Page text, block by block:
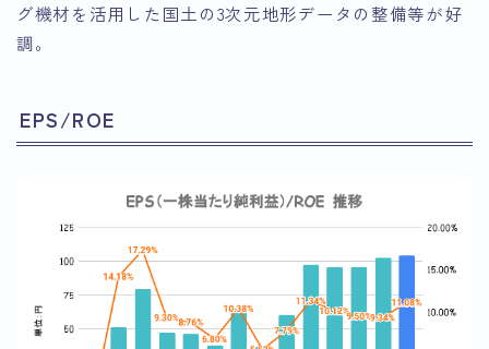
グ機材を活用した国土の3次元地形データの整備等が好
調。
EPS/ROE